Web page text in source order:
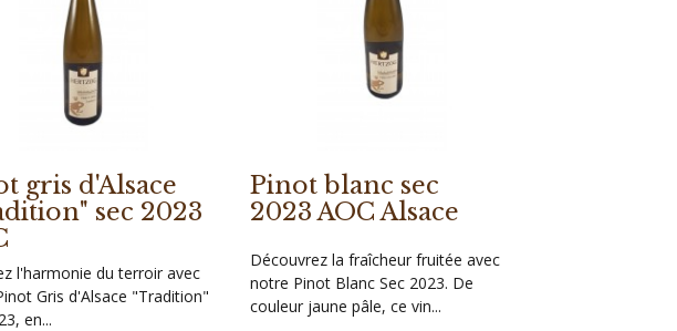
gris d'Alsace
sec 2023
l'harmonie du terroir avec
Gris d'Alsace "Tradition"
en...
Pinot blanc sec
2023 AOC Alsace
Découvrez la fraîcheur fruitée avec
notre Pinot Blanc Sec 2023. De
couleur jaune pâle, ce vin...